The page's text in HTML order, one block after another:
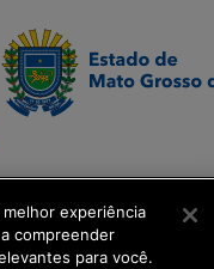
experiência
compreender
para você.